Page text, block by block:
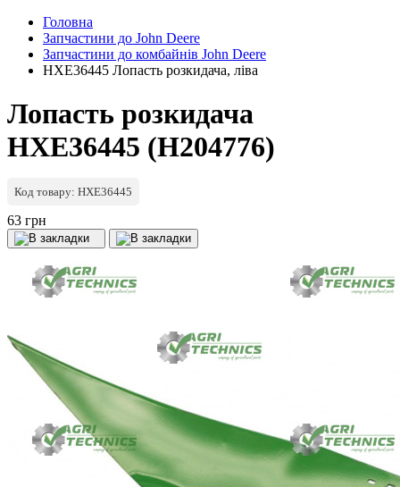
Головна
Запчастини до John Deere
Запчастини до комбайнів John Deere
HXE36445 Лопасть розкидача, ліва
Лопасть розкидача
HXE36445 (H204776)
Код товару: HXE36445
63 грн